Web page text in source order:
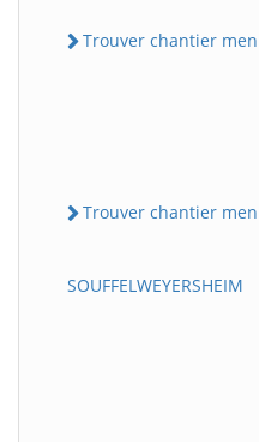
Trouver chantier
Trouver chantier
SOUFFELWEYERSHEIM